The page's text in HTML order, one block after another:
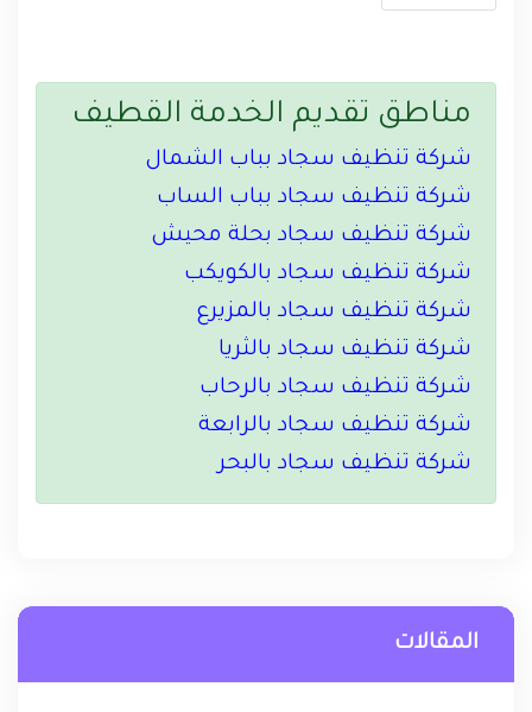
مناطق تقديم الخدمة القطيف
شركة تنظيف سجاد بباب الشمال
شركة تنظيف سجاد بباب الساب
شركة تنظيف سجاد بحلة محيش
شركة تنظيف سجاد بالكويكب
شركة تنظيف سجاد بالمزيرع
شركة تنظيف سجاد بالثريا
شركة تنظيف سجاد بالرحاب
شركة تنظيف سجاد بالرابعة
شركة تنظيف سجاد بالبحر
المقالات